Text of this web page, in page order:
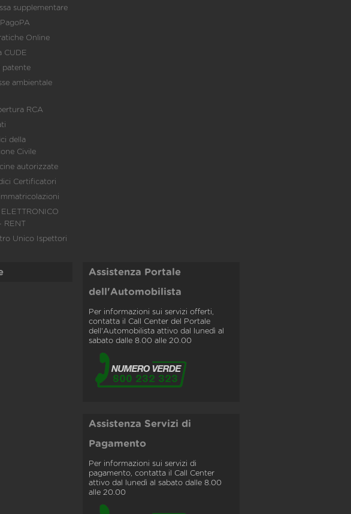
supplementare
Online
CUDE
patente
ambientale
RCA
della
Civile
autorizzate
Certificatori
ELETTRONICO
RENT
Unico Ispettori
Assistenza Portale
dell'Automobilista
Per informazioni sui servizi offerti,
contatta il Call Center del Portale
dell'Automobilista attivo dal lunedì al
sabato dalle 8.00 alle 20.00
Assistenza Servizi di
Pagamento
Per informazioni sui servizi di
pagamento, contatta il Call Center
attivo dal lunedì al sabato dalle 8.00
alle 20.00